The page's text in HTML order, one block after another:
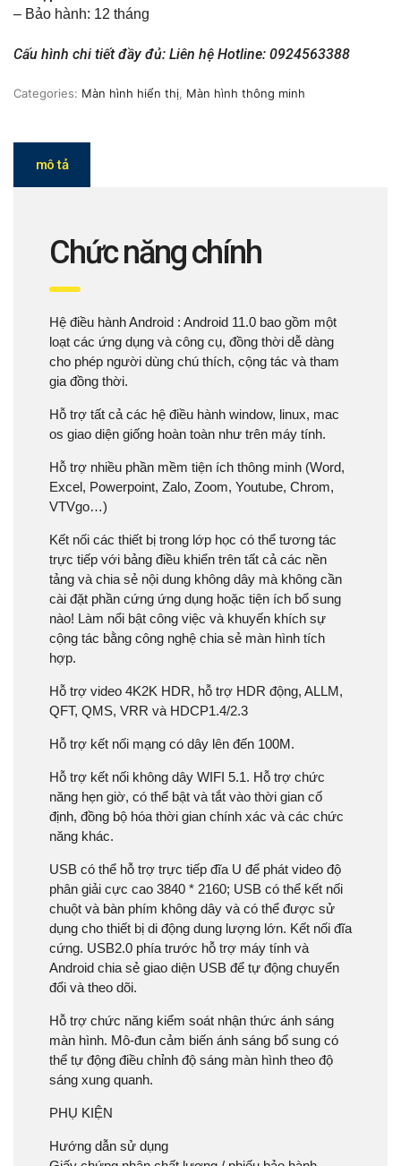
– Bảo hành: 12 tháng
Cấu hình chi tiết đầy đủ: Liên hệ Hotline: 0924563388
Categories: Màn hình hiển thị, Màn hình thông minh
mô tả
Chức năng chính
Hệ điều hành Android : Android 11.0 bao gồm một
loạt các ứng dụng và công cụ, đồng thời dễ dàng
cho phép người dùng chú thích, cộng tác và tham
gia đồng thời.
Hỗ trợ tất cả các hệ điều hành window, linux, mac
os giao diện giống hoàn toàn như trên máy tính.
Hỗ trợ nhiều phần mềm tiện ích thông minh (Word,
Excel, Powerpoint, Zalo, Zoom, Youtube, Chrom,
VTVgo…)
Kết nối các thiết bị trong lớp học có thể tương tác
trực tiếp với bảng điều khiển trên tất cả các nền
tảng và chia sẻ nội dung không dây mà không cần
cài đặt phần cứng ứng dụng hoặc tiện ích bổ sung
nào! Làm nổi bật công việc và khuyến khích sự
cộng tác bằng công nghệ chia sẻ màn hình tích
hợp.
Hỗ trợ video 4K2K HDR, hỗ trợ HDR động, ALLM,
QFT, QMS, VRR và HDCP1.4/2.3
Hỗ trợ kết nối mạng có dây lên đến 100M.
Hỗ trợ kết nối không dây WIFI 5.1. Hỗ trợ chức
năng hẹn giờ, có thể bật và tắt vào thời gian cố
định, đồng bộ hóa thời gian chính xác và các chức
năng khác.
USB có thể hỗ trợ trực tiếp đĩa U để phát video độ
phân giải cực cao 3840 * 2160; USB có thể kết nối
chuột và bàn phím không dây và có thể được sử
dụng cho thiết bị di động dung lượng lớn. Kết nối đĩa
cứng. USB2.0 phía trước hỗ trợ máy tính và
Android chia sẻ giao diện USB để tự động chuyển
đổi và theo dõi.
Hỗ trợ chức năng kiểm soát nhận thức ánh sáng
màn hình. Mô-đun cảm biến ánh sáng bổ sung có
thể tự động điều chỉnh độ sáng màn hình theo độ
sáng xung quanh.
PHỤ KIỆN
Hướng dẫn sử dụng